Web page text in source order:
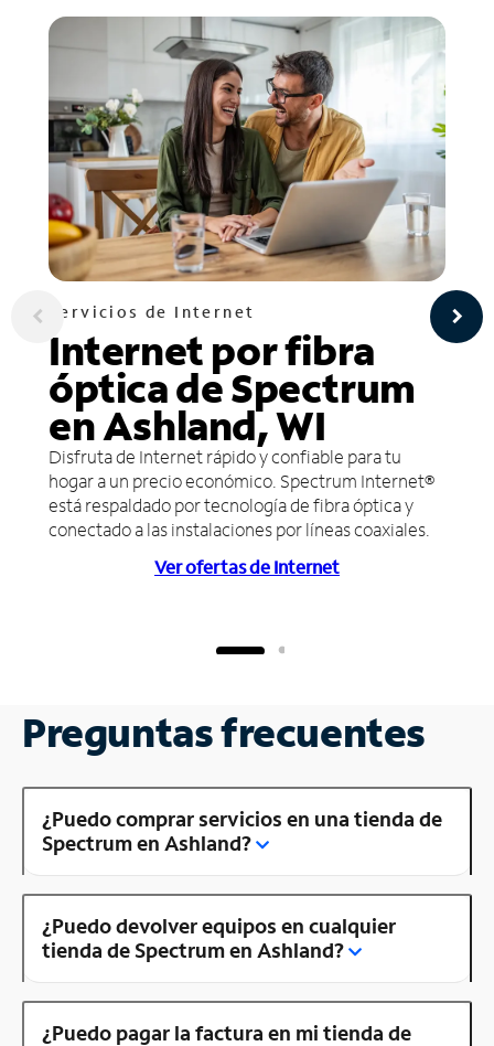
Servicios de Internet
Internet por fibra
óptica de Spectrum
en Ashland, WI
Disfruta de Internet rápido y confiable para tu
hogar a un precio económico. Spectrum Internet®
está respaldado por tecnología de fibra óptica y
conectado a las instalaciones por líneas coaxiales.
Ver ofertas de Internet
Preguntas frecuentes
¿Puedo comprar servicios en una tienda de
Spectrum en Ashland?
¿Puedo devolver equipos en cualquier
tienda de Spectrum en Ashland?
¿Puedo pagar la factura en mi tienda de